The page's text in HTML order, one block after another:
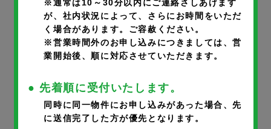
部屋番号※
申込者氏名※
※通常は10～30分以内にご連絡さしあげます
が、社内状況によって、さらにお時間をいただ
く場合があります。ご容赦ください。
※営業時間外のお申し込みにつきましては、営
業開始後、順に対応させていただきます。
● 先着順に受付いたします。
同時に同一物件にお申し込みがあった場合、先
に送信完了した方が優先となります。